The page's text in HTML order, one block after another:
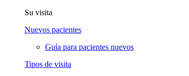
Su visita
Nuevos pacientes
Guía para pacientes nuevos
Tipos de visita